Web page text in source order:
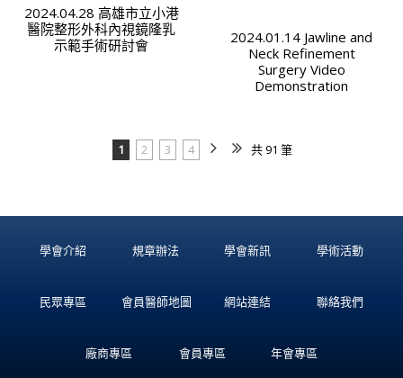
2024.04.28 高雄市立小港
醫院整形外科內視鏡隆乳
示範手術研討會
2024.01.14 Jawline and
Neck Refinement
Surgery Video
Demonstration
1 2 3 4 共 91 筆
學會介紹 規章辦法 學會新訊 學術活動
民眾專區 會員醫師地圖 網站連結 聯絡我們
廠商專區 會員專區 年會專區